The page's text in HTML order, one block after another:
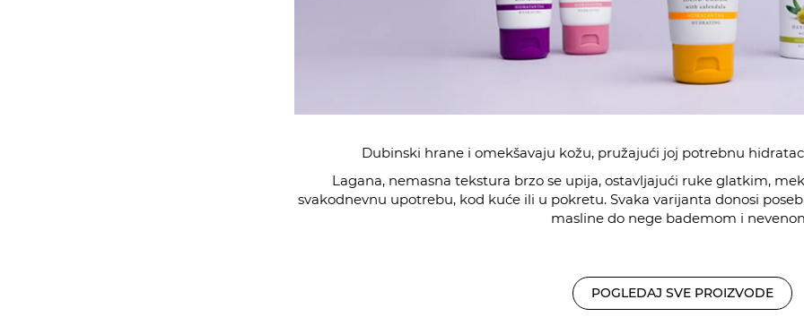
Dubinski hrane i omekšavaju kožu, pružajući joj potrebnu
Lagana, nemasna tekstura brzo se upija, ostavljajući ruke glatkim,
svakodnevnu upotrebu, kod kuće ili u pokretu. Svaka varijanta donosi
masline do nege bademom i
POGLEDAJ SVE PROIZVODE